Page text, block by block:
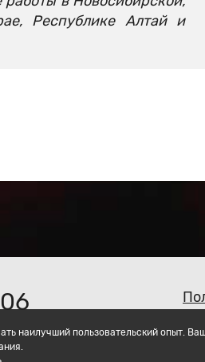
Республике Алтай и
наилучший пользовательский опыт.